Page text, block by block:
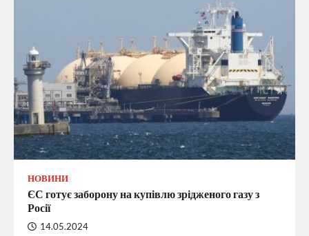
НОВИНИ
ЄС готує заборону на купівлю зрідженого газу з
Росії
14.05.2024